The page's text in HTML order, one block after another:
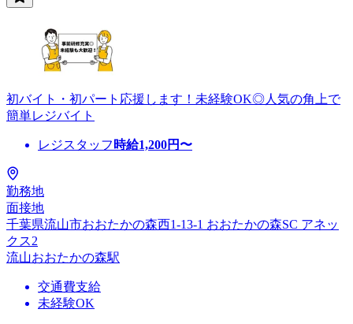
初バイト・初パート応援します！未経験OK◎人気の角上で
簡単レジバイト
レジスタッフ 時給1,200円〜
勤務地
面接地
千葉県流山市おおたかの森西1-13-1 おおたかの森SC アネッ
クス2
流山おおたかの森駅
交通費支給
未経験OK